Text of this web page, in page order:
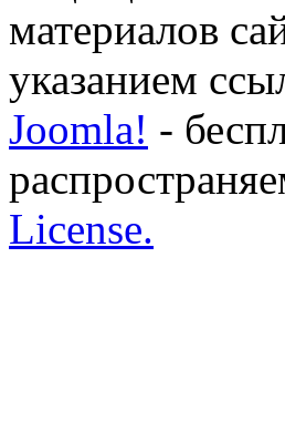
материалов
указанием
Joomla! -
License.